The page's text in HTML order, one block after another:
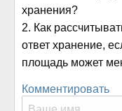
хранения?
2. Как
ответ хранение,
площадь может
Комментировать